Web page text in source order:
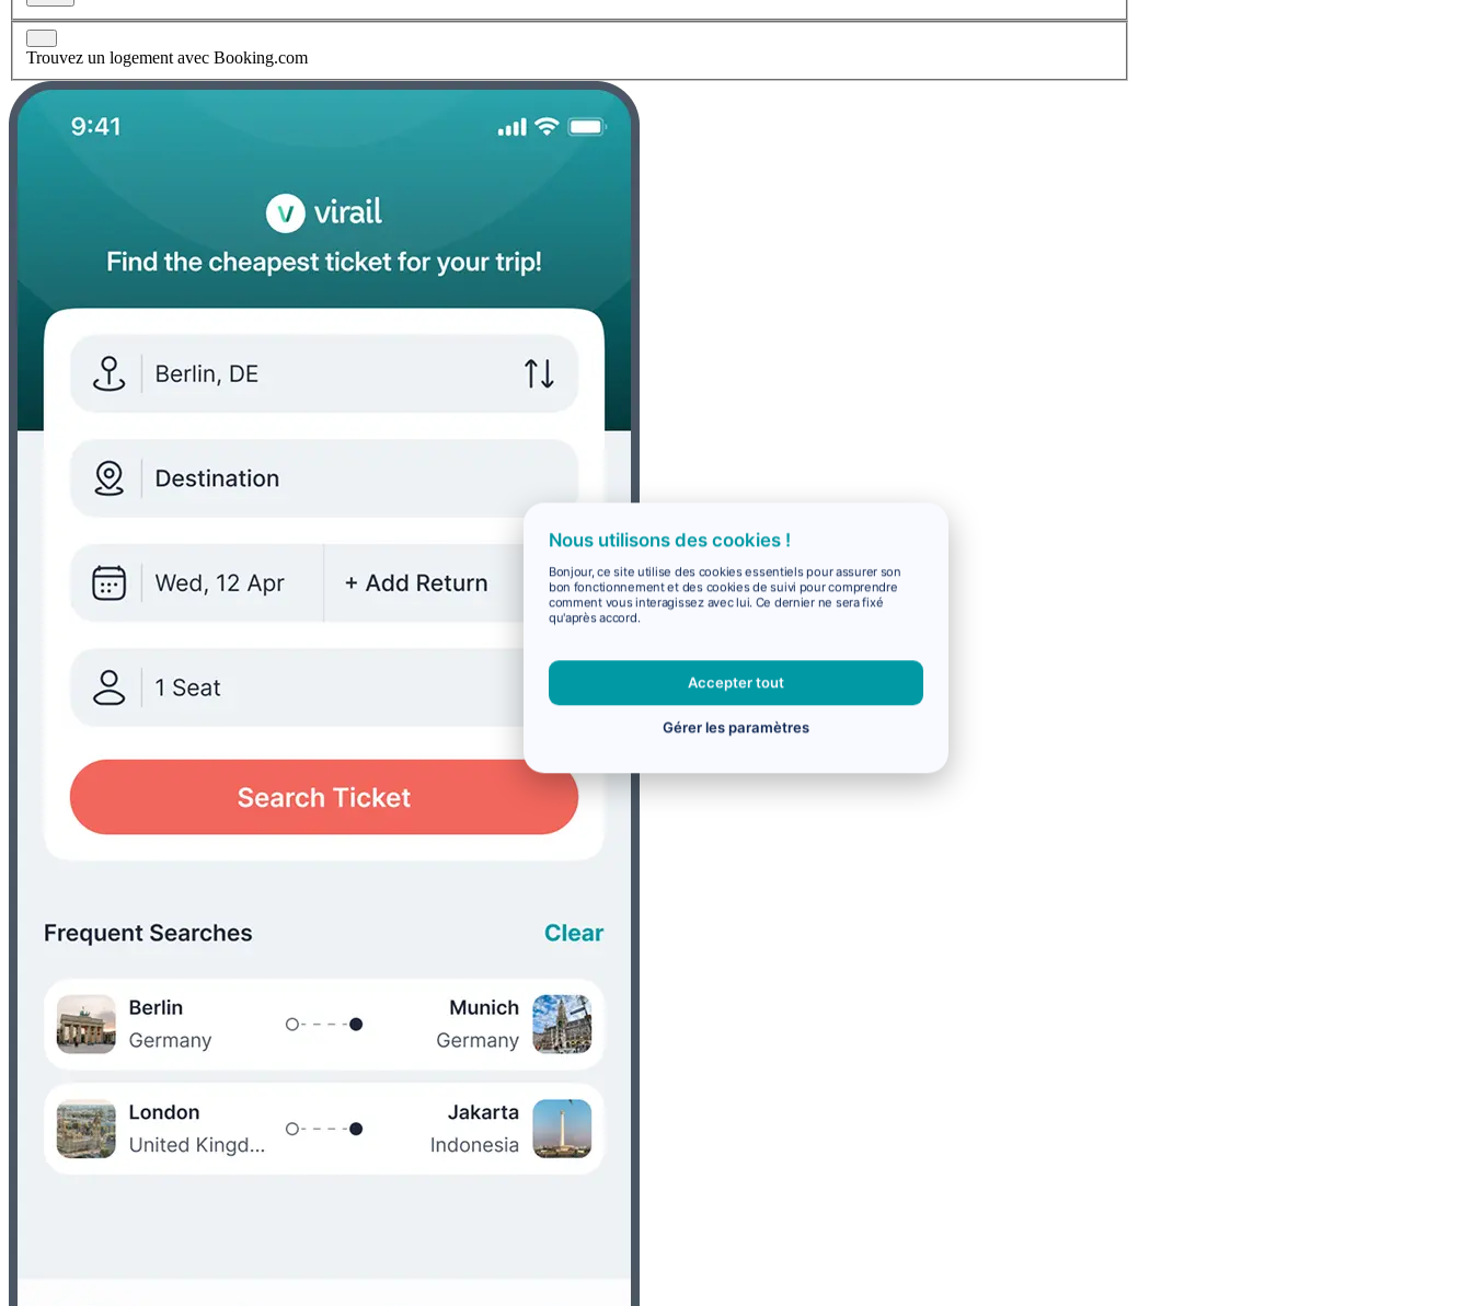
Trouvez un logement avec Booking.com
Nous utilisons des cookies !
Bonjour, ce site utilise des cookies essentiels pour assurer son
bon fonctionnement et des cookies de suivi pour comprendre
comment vous interagissez avec lui. Ce dernier ne sera fixé
qu'après accord.
Accepter tout
Gérer les paramètres